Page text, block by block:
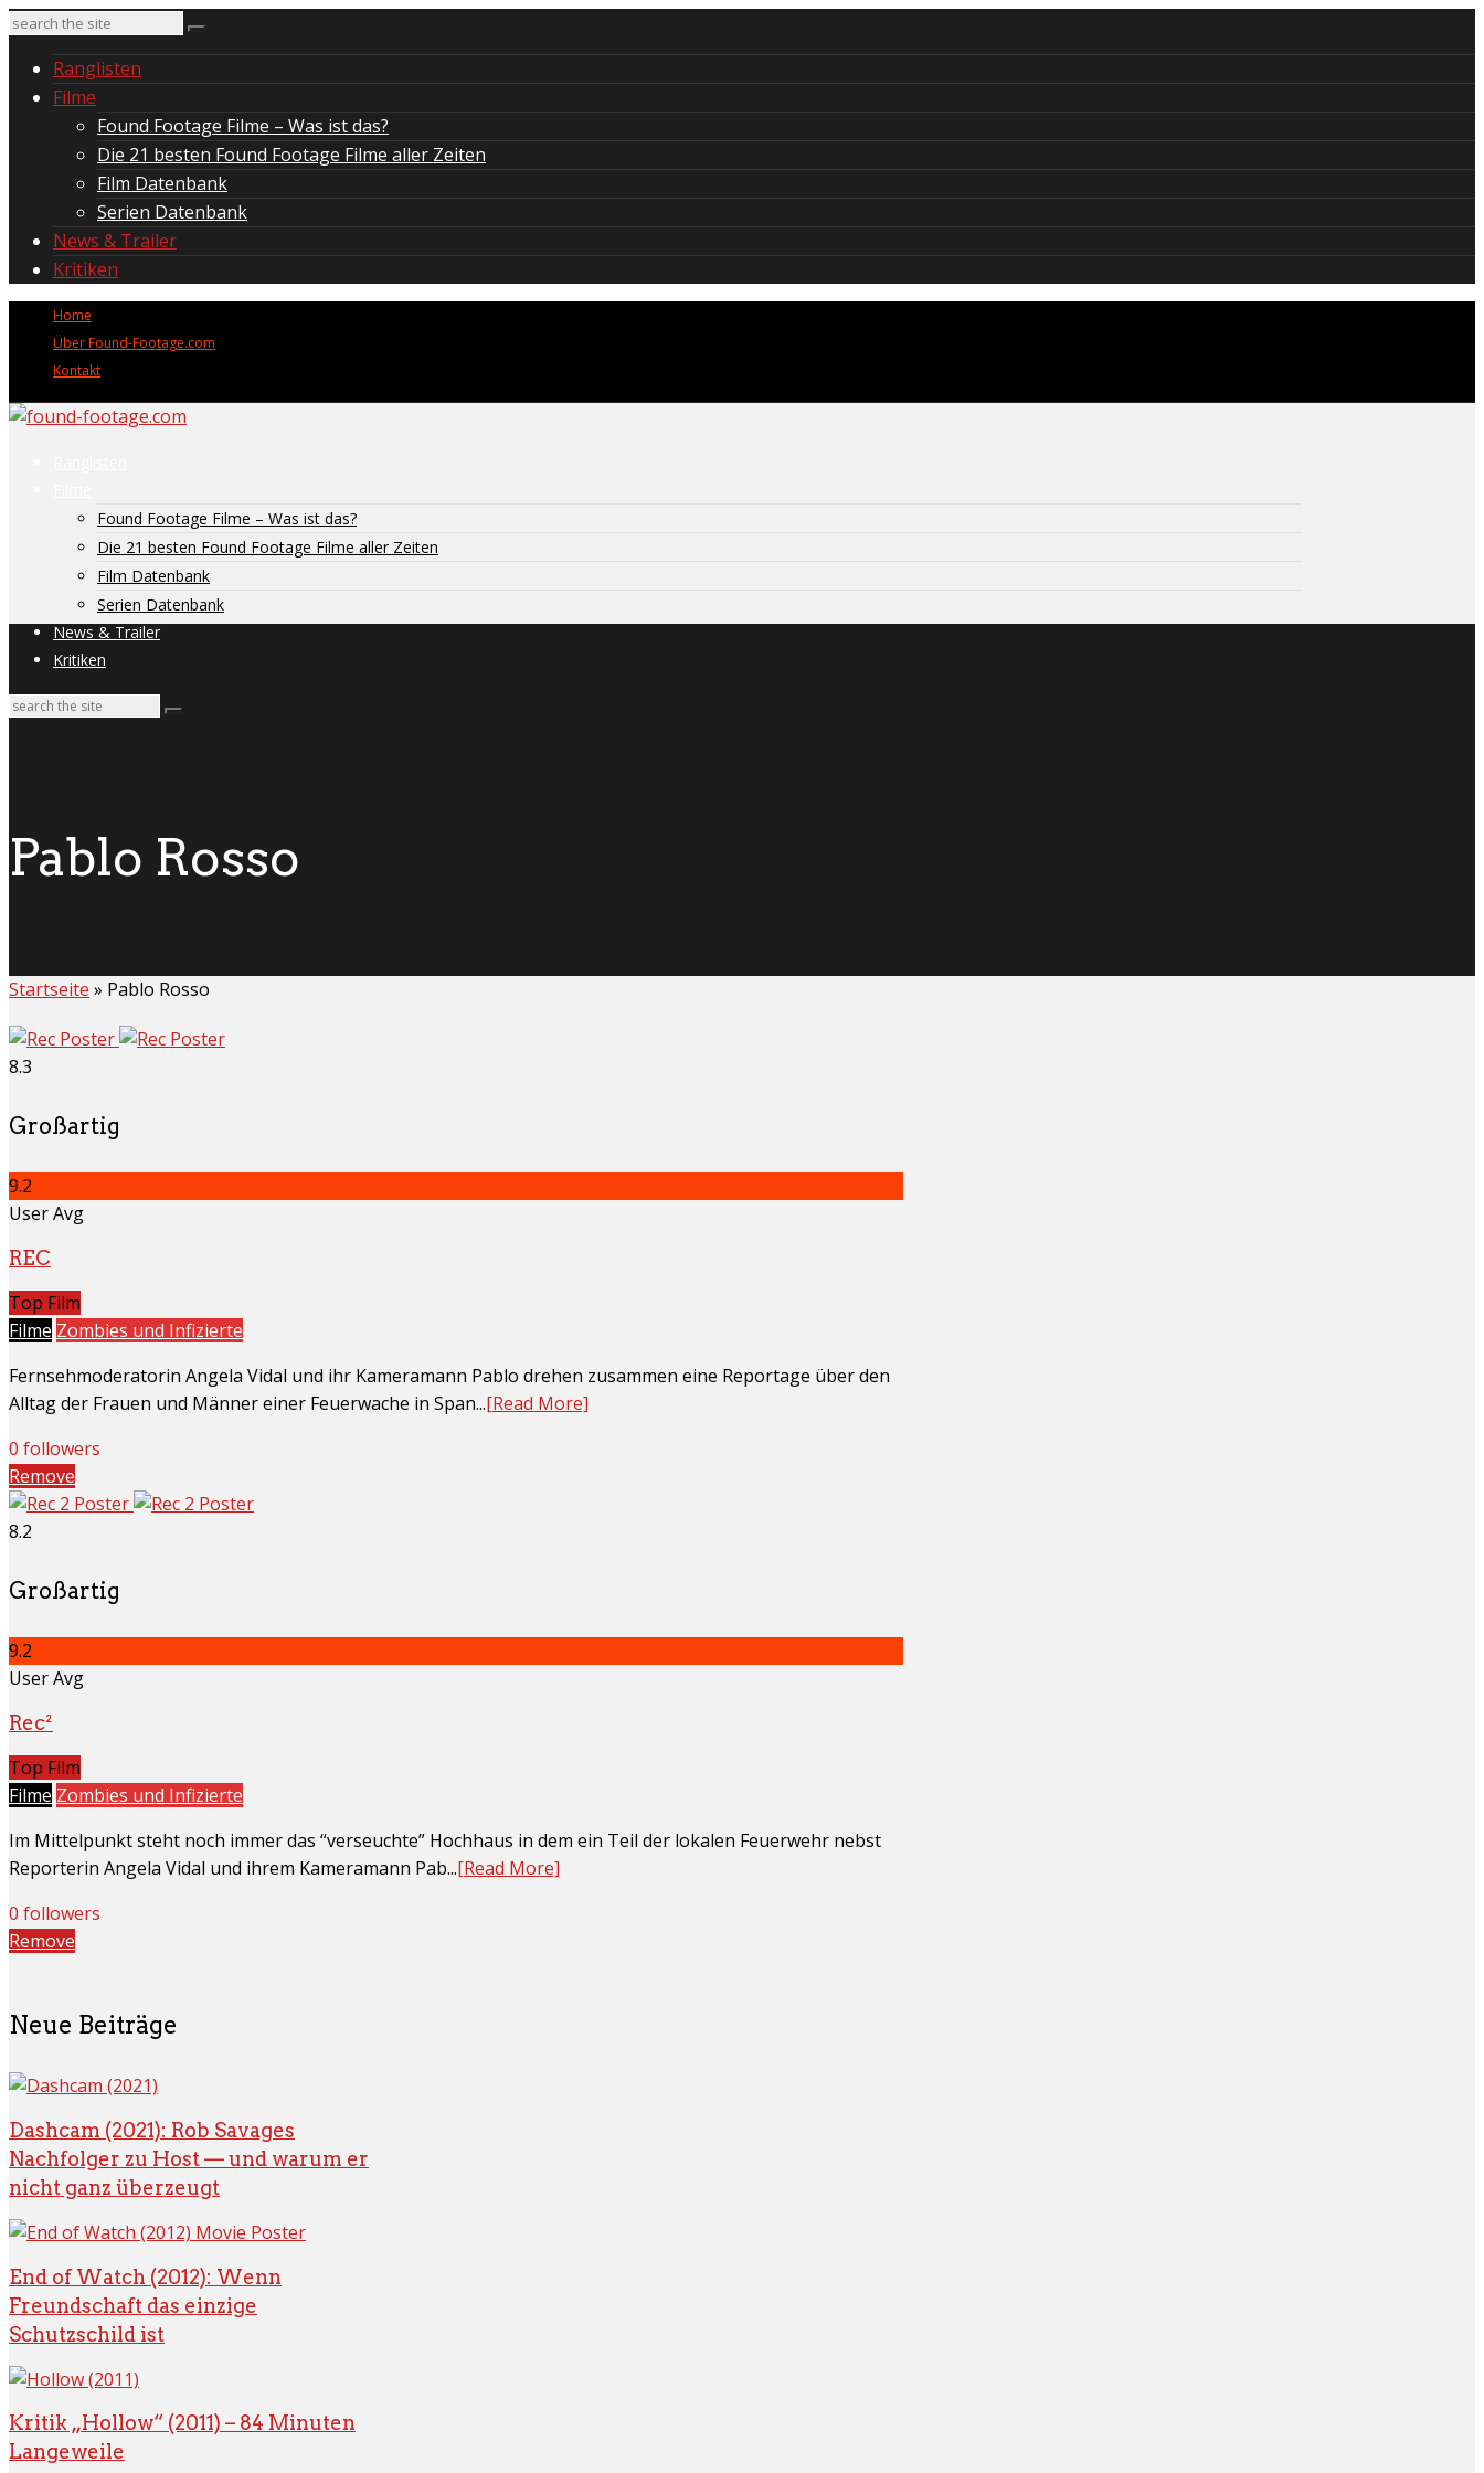
Ranglisten
Filme
Found Footage Filme – Was ist das?
Die 21 besten Found Footage Filme aller Zeiten
Film Datenbank
Serien Datenbank
News & Trailer
Kritiken
Home
Über Found-Footage.com
Kontakt
Found Footage Filme – Was ist das?
Die 21 besten Found Footage Filme aller Zeiten
Film Datenbank
Serien Datenbank
News & Trailer
Kritiken
Pablo Rosso
Startseite » Pablo Rosso
8.3
Großartig
9.2
User Avg
REC
Top Film
Filme Zombies und Infizierte
Fernsehmoderatorin Angela Vidal und ihr Kameramann Pablo drehen zusammen eine Reportage über den
Alltag der Frauen und Männer einer Feuerwache in Span...[Read More]
0 followers
Remove
8.2
Großartig
9.2
User Avg
Rec²
Top Film
Filme Zombies und Infizierte
Im Mittelpunkt steht noch immer das “verseuchte” Hochhaus in dem ein Teil der lokalen Feuerwehr nebst
Reporterin Angela Vidal und ihrem Kameramann Pab...[Read More]
0 followers
Remove
Neue Beiträge
Dashcam (2021): Rob Savages
Nachfolger zu Host — und warum er
nicht ganz überzeugt
End of Watch (2012): Wenn
Freundschaft das einzige
Schutzschild ist
Kritik „Hollow“ (2011) – 84 Minuten
Langeweile